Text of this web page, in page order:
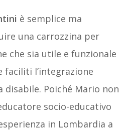
è semplice ma
una carrozzina per
che sia utile e funzionale
faciliti l’integrazione
disabile. Poiché Mario non
socio-educativo
in Lombardia a